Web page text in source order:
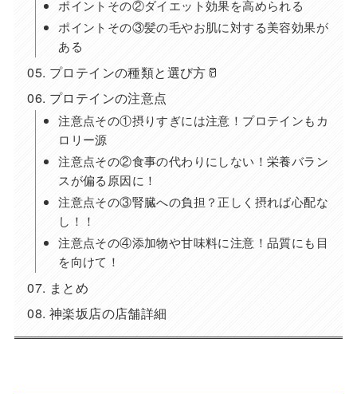
ポイントその②ダイエット効果を高められる
ポイントその③髪の毛やお肌に対する美容効果が
ある
プロテインの種類と選び方🥛
プロテインの注意点
注意点その①摂りすぎには注意！プロテインもカ
ロリー源
注意点その②食事の代わりにしない！栄養バラン
スが偏る原因に！
注意点その③腎臓への負担？正しく摂れば心配な
し！！
注意点その④添加物や甘味料に注意！品質にも目
を向けて！
まとめ
神楽坂店の店舗詳細